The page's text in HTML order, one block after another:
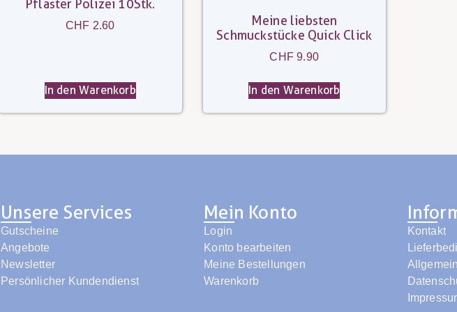
Pflaster Polizei 10Stk.
CHF 2.60
In den Warenkorb
Meine liebsten
Schmuckstücke Quick Click
CHF 9.90
In den Warenkorb
Unsere Services
Gutscheine
Angebote
Newsletter
Persönlicher Kundendienst
Mein Konto
Login
Konto bearbeiten
Meine Bestellungen
Warenkorb
Kontakt